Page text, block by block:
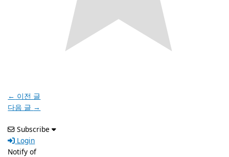
← 이전 글
다음 글 →
Subscribe
Login
Notify of